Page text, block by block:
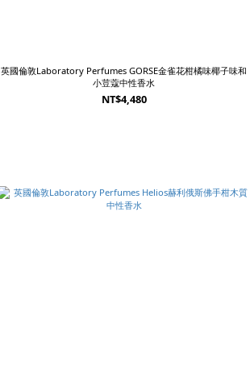
英國倫敦Laboratory Perfumes GORSE金雀花柑橘味椰子味和
小荳蔻中性香水
NT$4,480